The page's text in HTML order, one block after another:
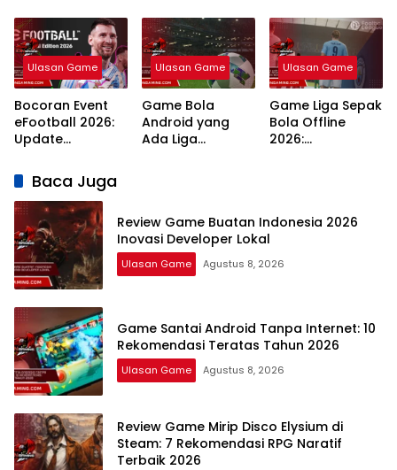
Developer Lokal
Teratas Tahun
2026
RPG Naratif
Terbaik 2026
Ulasan Game
Bocoran Event
eFootball 2026:
Update
Terlengkap dan
Jadwal
Ulasan Game
Game Bola
Android yang
Ada Liga
Ulasan Game
Game Liga Sepak
Bola Offline
2026:
Baca Juga
Review Game Buatan Indonesia 2026
Inovasi Developer Lokal
Ulasan Game Agustus 8, 2026
Game Santai Android Tanpa Internet: 10
Rekomendasi Teratas Tahun 2026
Ulasan Game Agustus 8, 2026
Review Game Mirip Disco Elysium di
Steam: 7 Rekomendasi RPG Naratif
Terbaik 2026